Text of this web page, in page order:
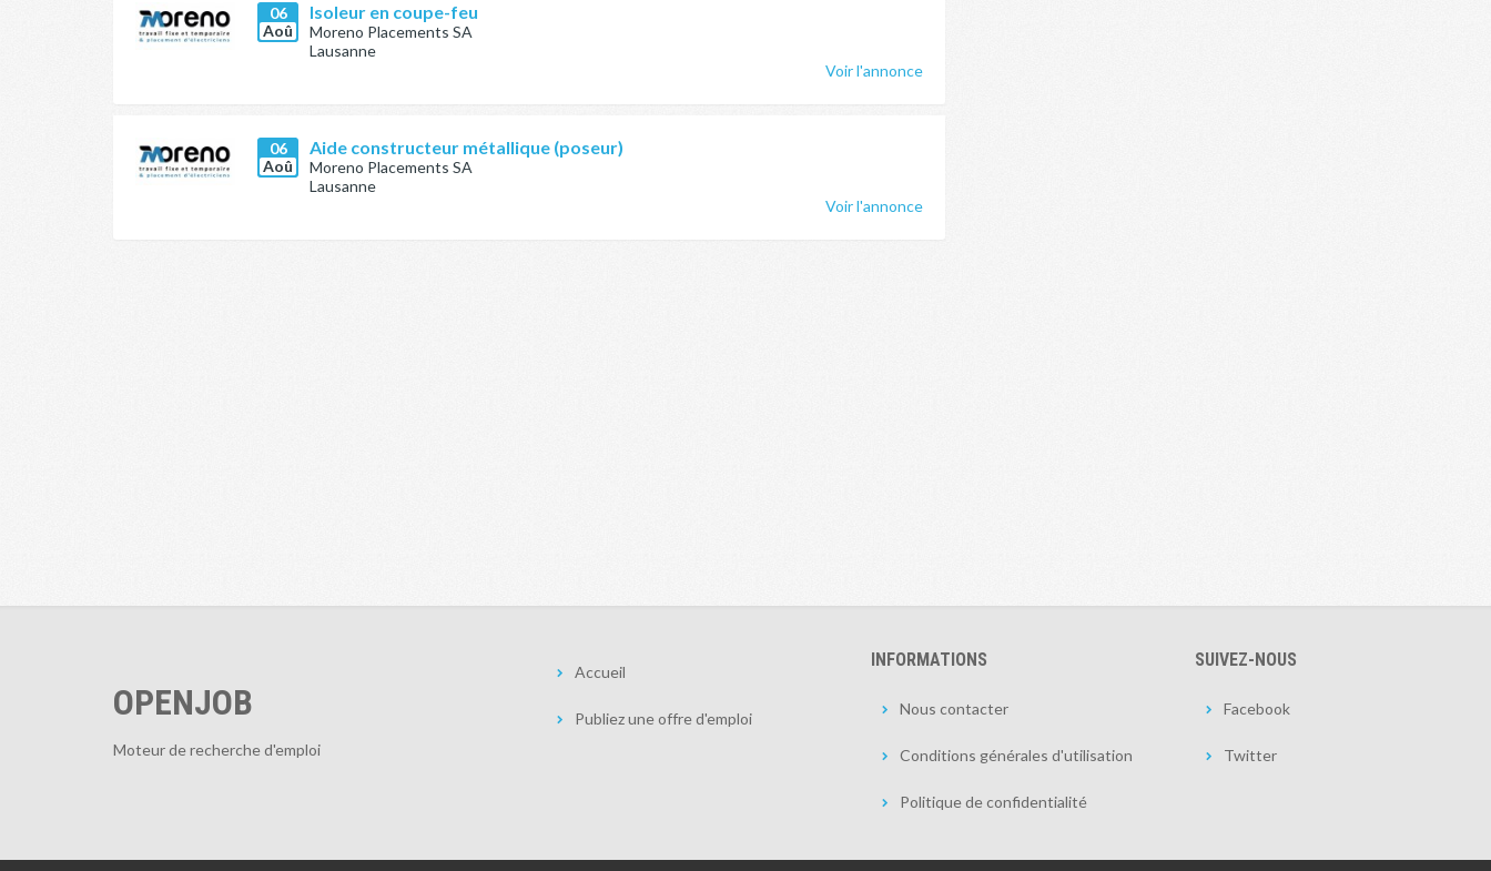
06
Aoû
Isoleur en coupe-feu
Moreno Placements SA
Lausanne
Voir l'annonce
06
Aoû
Aide constructeur métallique (poseur)
Moreno Placements SA
Lausanne
Voir l'annonce
OPENJOB
Moteur de recherche d'emploi
Accueil
Publiez une offre d'emploi
INFORMATIONS
Nous contacter
Conditions générales d'utilisation
Politique de confidentialité
SUIVEZ-NOUS
Facebook
Twitter